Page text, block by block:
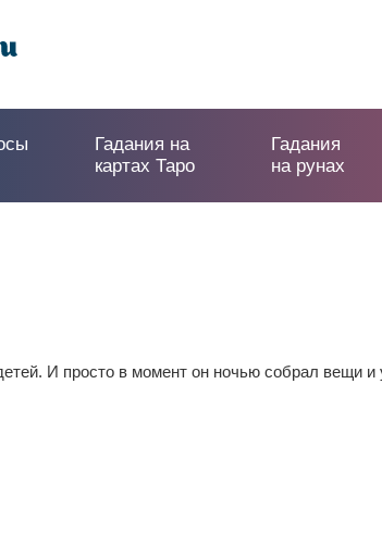
Гадания на
картах Таро
Гадания
на рунах
И просто в момент он ночью собрал вещи и